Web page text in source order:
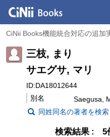
CiNii Books機能統合対応の追加
三枝, まり
サエグサ, マリ
ID:DA18012644
別名
Saegusa,
同姓同名の著者を検索
検索結果 5